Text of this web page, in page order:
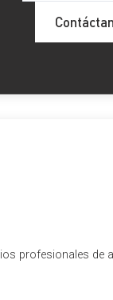
profesionales